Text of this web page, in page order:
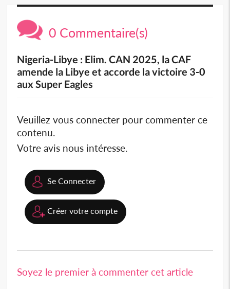
0 Commentaire(s)
Nigeria-Libye : Elim. CAN 2025, la CAF
amende la Libye et accorde la victoire 3-0
aux Super Eagles
Veuillez vous connecter pour commenter ce
contenu.
Votre avis nous intéresse.
Se Connecter
Créer votre compte
Soyez le premier à commenter cet article